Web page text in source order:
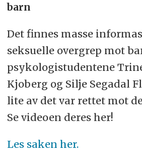
barn
Det finnes masse
seksuelle overgrep mot
psykologistudentene
Kjoberg og Silje Segadal
lite av det var rettet mot
Se videoen deres her!
Les saken her.